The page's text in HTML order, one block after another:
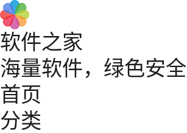
软件之家
海量软件，绿色安全
首页
分类